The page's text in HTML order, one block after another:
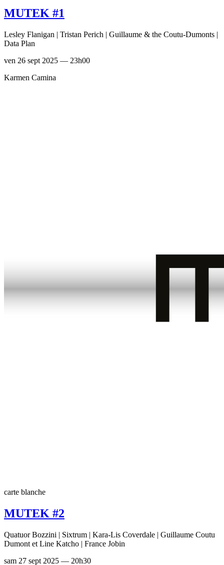
MUTEK #1
Lesley Flanigan | Tristan Perich | Guillaume & the Coutu-Dumonts |
Data Plan
ven 26 sept 2025 — 23h00
Karmen Camina
carte blanche
MUTEK #2
Quatuor Bozzini | Sixtrum | Kara-Lis Coverdale | Guillaume Coutu
Dumont et Line Katcho | France Jobin
sam 27 sept 2025 — 20h30